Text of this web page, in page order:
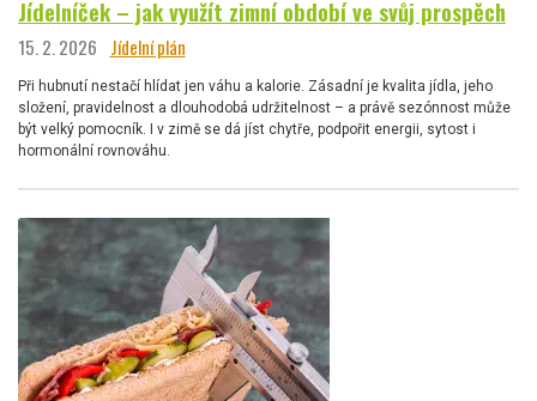
Jídelníček – jak využít zimní období ve svůj prospěch
15. 2. 2026 Jídelní plán
Při hubnutí nestačí hlídat jen váhu a kalorie. Zásadní je kvalita jídla, jeho
složení, pravidelnost a dlouhodobá udržitelnost – a právě sezónnost může
být velký pomocník. I v zimě se dá jíst chytře, podpořit energii, sytost i
hormonální rovnováhu.